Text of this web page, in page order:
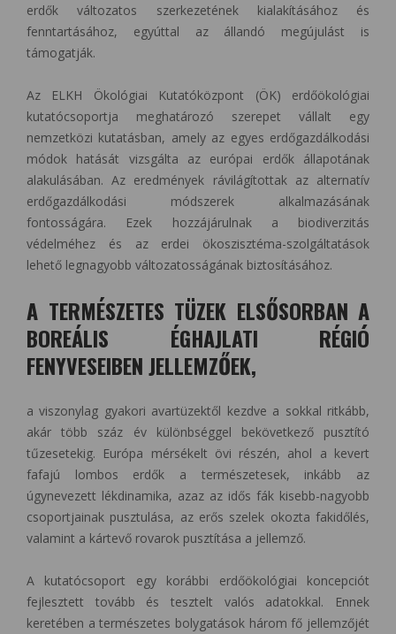
erdők változatos szerkezetének kialakításához és
fenntartásához, egyúttal az állandó megújulást is
támogatják.
Az ELKH Ökológiai Kutatóközpont (ÖK) erdőökológiai
kutatócsoportja meghatározó szerepet vállalt egy
nemzetközi kutatásban, amely az egyes erdőgazdálkodási
módok hatását vizsgálta az európai erdők állapotának
alakulásában. Az eredmények rávilágítottak az alternatív
erdőgazdálkodási módszerek alkalmazásának
fontosságára. Ezek hozzájárulnak a biodiverzitás
védelméhez és az erdei ökoszisztéma-szolgáltatások
lehető legnagyobb változatosságának biztosításához.
A TERMÉSZETES TÜZEK ELSŐSORBAN A
BOREÁLIS ÉGHAJLATI RÉGIÓ
FENYVESEIBEN JELLEMZŐEK,
a viszonylag gyakori avartüzektől kezdve a sokkal ritkább,
akár több száz év különbséggel bekövetkező pusztító
tűzesetekig. Európa mérsékelt övi részén, ahol a kevert
fafajú lombos erdők a természetesek, inkább az
úgynevezett lékdinamika, azaz az idős fák kisebb-nagyobb
csoportjainak pusztulása, az erős szelek okozta fakidőlés,
valamint a kártevő rovarok pusztítása a jellemző.
A kutatócsoport egy korábbi erdőökológiai koncepciót
fejlesztett tovább és tesztelt valós adatokkal. Ennek
keretében a természetes bolygatások három fő jellemzőjét